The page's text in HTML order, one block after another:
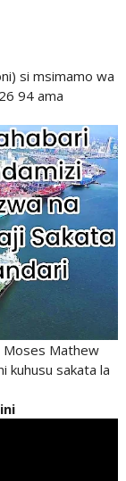
si msimamo wa
94 ama
Moses Mathew
kuhusu sakata la